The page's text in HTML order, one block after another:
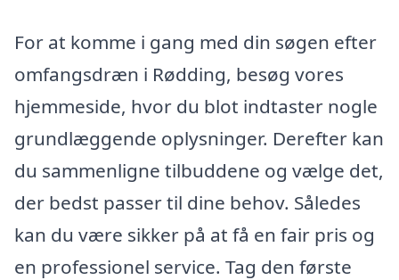
For at komme i gang med din søgen efter
omfangsdræn i Rødding, besøg vores
hjemmeside, hvor du blot indtaster nogle
grundlæggende oplysninger. Derefter kan
du sammenligne tilbuddene og vælge det,
der bedst passer til dine behov. Således
kan du være sikker på at få en fair pris og
en professionel service. Tag den første